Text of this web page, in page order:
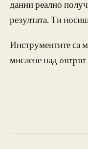
данни реално
резултата. Ти
Инструментите са
мислене над